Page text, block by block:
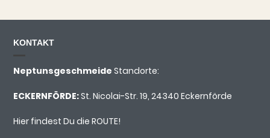
KONTAKT
NeptunsgeschmeideStandorte:
ECKERNFÖRDE:St. Nicolai-Str. 19, 24340 Eckernförde
Hier findest Du die ROUTE!